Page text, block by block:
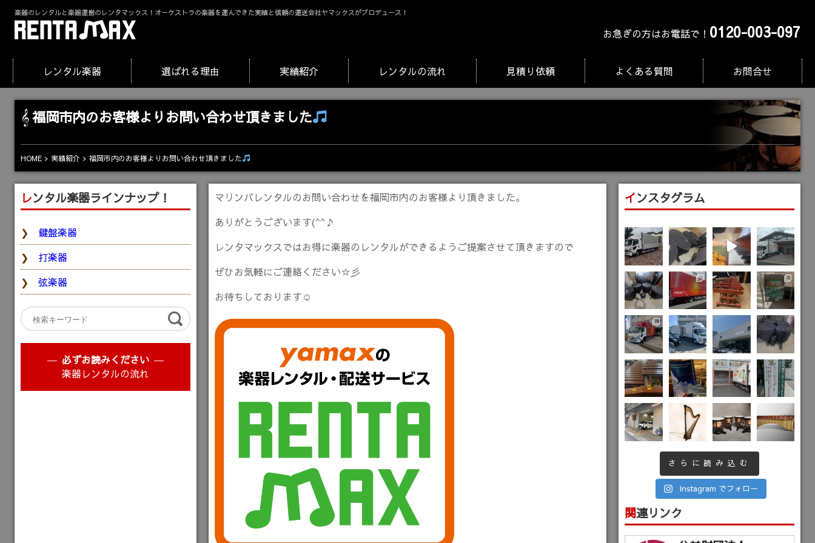
楽器のレンタルと楽器運搬のレンタマックス！オーケストラの楽器を運んできた実績と信頼の運送会社ヤマックスがプロデュース！
お急ぎの方はお電話で！ 0120-003-097
レンタル楽器 選ばれる理由 実績紹介 レンタルの流れ 見積り依頼 よくある質問 お問合せ
福岡市内のお客様よりお問い合わせ頂きました
HOME 実績紹介 福岡市内のお客様よりお問い合わせ頂きました
マリンバレンタルのお問い合わせを福岡市内のお客様より頂きました。
ありがとうございます(^^♪
レンタマックスではお得に楽器のレンタルができるようご提案させて頂きますので
ぜひお気軽にご連絡ください☆彡
お待ちしております☺
レンタル楽器ラインナップ！
鍵盤楽器
打楽器
弦楽器
必ずお読みください
楽器レンタルの流れ
インスタグラム
さらに読み込む
Instagram でフォロー
関連リンク